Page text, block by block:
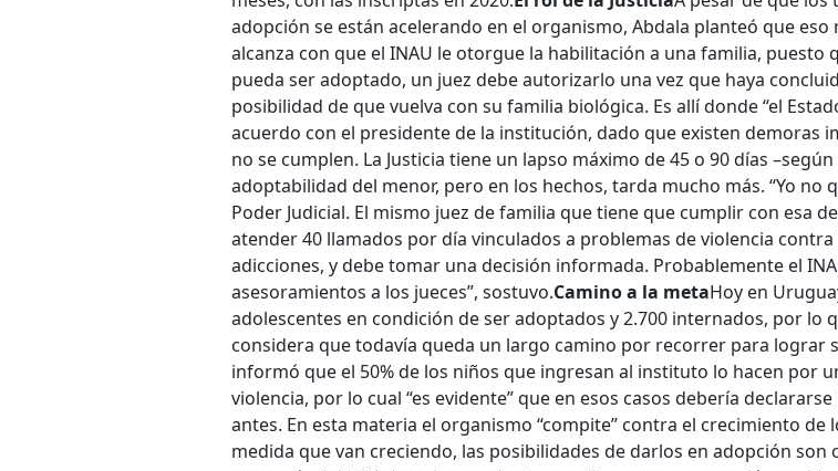
adopción se están acelerando en el organismo, Abdala planteó que eso
alcanza con que el INAU le otorgue la habilitación a una familia, puesto
pueda ser adoptado, un juez debe autorizarlo una vez que haya
posibilidad de que vuelva con su familia biológica. Es allí donde “el
acuerdo con el presidente de la institución, dado que existen demoras
no se cumplen. La Justicia tiene un lapso máximo de 45 o 90 días
adoptabilidad del menor, pero en los hechos, tarda mucho más. “Yo no
Poder Judicial. El mismo juez de familia que tiene que cumplir con esa
atender 40 llamados por día vinculados a problemas de violencia
adicciones, y debe tomar una decisión informada. Probablemente el
asesoramientos a los jueces”, sostuvo.Camino a la metaHoy en
adolescentes en condición de ser adoptados y 2.700 internados, por lo
considera que todavía queda un largo camino por recorrer para lograr
informó que el 50% de los niños que ingresan al instituto lo hacen por
violencia, por lo cual “es evidente” que en esos casos debería
antes. En esta materia el organismo “compite” contra el crecimiento de
medida que van creciendo, las posibilidades de darlos en adopción son